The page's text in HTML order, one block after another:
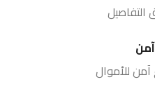
التفاصيل
للأموال